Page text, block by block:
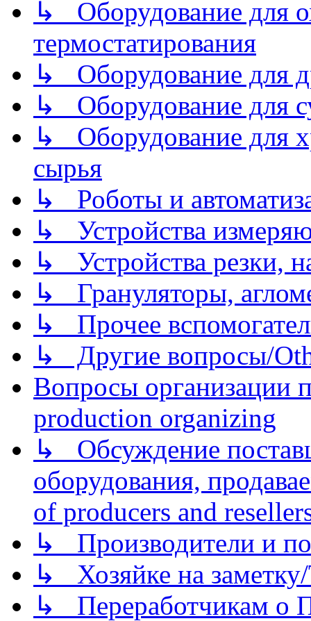
↳ Оборудование для
термостатирования
↳ Оборудование для
↳ Оборудование для
↳ Оборудование для
сырья
↳ Роботы и
↳ Устройства
↳ Устройства резки,
↳ Грануляторы,
↳ Прочее
↳ Другие вопросы/
Вопросы организации
production organizing
↳ Обсуждение
оборудования,
of producers and
↳ Производители и
↳ Хозяйке на
↳ Переработчикам о